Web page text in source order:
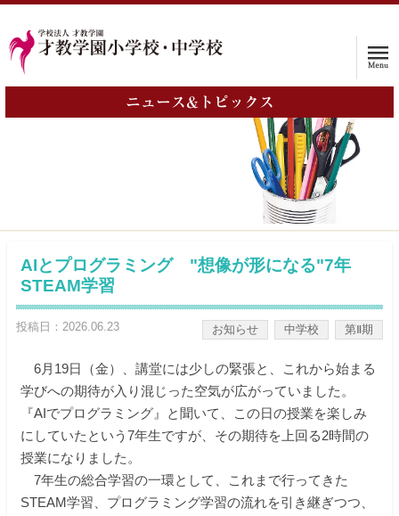
ホーム
インタビュー
入学をお考えの方へ
在校生の保護者の方へ
教職員募集
ニュース&トピックス
AIとプログラミング "想像が形になる"7年
STEAM学習
投稿日：2026.06.23 お知らせ 中学校 第Ⅱ期
6月19日（金）、講堂には少しの緊張と、これから始まる
学びへの期待が入り混じった空気が広がっていました。
『AIでプログラミング』と聞いて、この日の授業を楽しみ
にしていたという7年生ですが、その期待を上回る2時間の
授業になりました。
7年生の総合学習の一環として、これまで行ってきた
STEAM学習、プログラミング学習の流れを引き継ぎつつ、